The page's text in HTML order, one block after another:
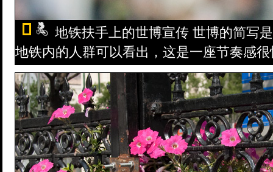
地铁扶手上的世博宣传 世博的简写
地铁内的人群可以看出，这是一座节奏感